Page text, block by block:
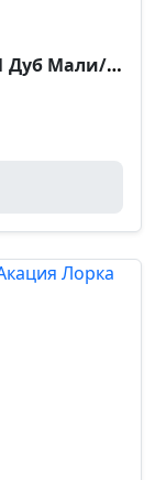
Yalta Стол руководителя LT.D-20.1 Дуб Мали/Металл Серый 2000*900*750